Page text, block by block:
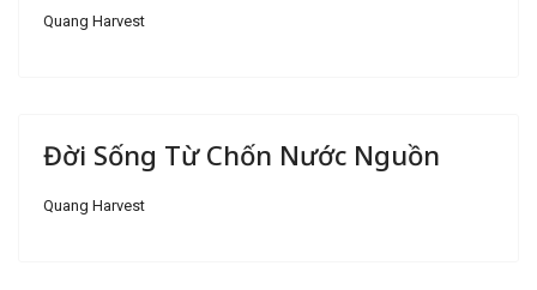
Quang Harvest
Đời Sống Từ Chốn Nước Nguồn
Quang Harvest